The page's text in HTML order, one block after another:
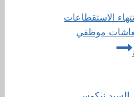
الاستقطاعات
موظفي